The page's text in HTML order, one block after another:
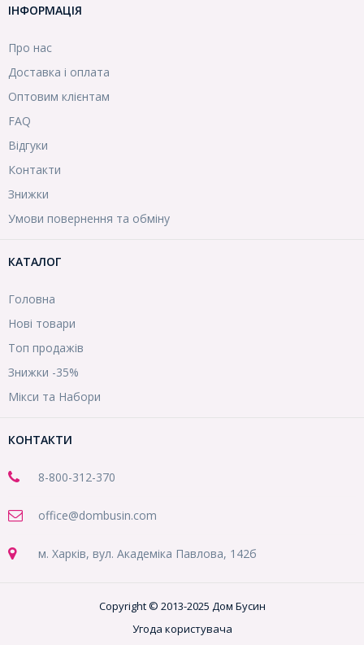
ІНФОРМАЦІЯ
Про нас
Доставка і оплата
Оптовим клієнтам
FAQ
Відгуки
Контакти
Знижки
Умови повернення та обміну
КАТАЛОГ
Головна
Нові товари
Топ продажів
Знижки -35%
Мікси та Набори
КОНТАКТИ
8-800-312-370
office@dombusin.com
м. Харків, вул. Академіка Павлова, 142б
Copyright © 2013-2025 Дом Бусин
Угода користувача